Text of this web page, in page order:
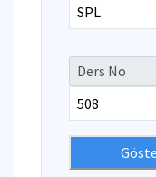
Ders No